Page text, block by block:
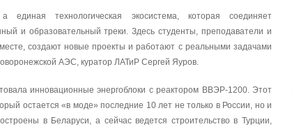
технологическая экосистема, которая соединяет
и образовательный треки. Здесь студенты, преподаватели и
создают новые проекты и работают с реальными задачами
АЭС, куратор ЛАТиР Сергей Яуров.
инновационные энергоблоки с реактором ВВЭР-1200. Этот
остается «в моде» последние 10 лет не только в России, но и
в Беларуси, а сейчас ведется строительство в Турции,